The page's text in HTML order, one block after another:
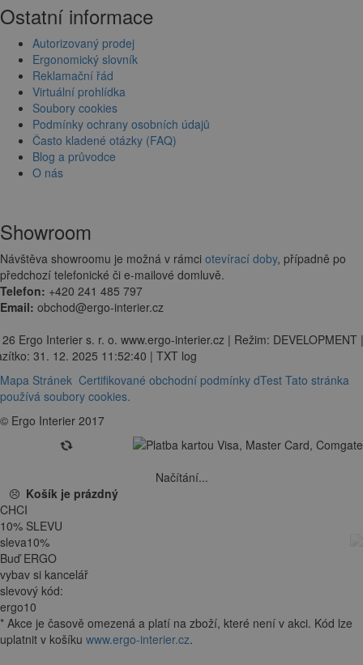
Ostatní informace
Autorizovaný prodej
Ergonomický slovník
Reklamační řád
Virtuální prohlídka
Soubory cookies
Podmínky ochrany osobních údajů
Často kladené otázky (FAQ)
Blog a průvodce
O nás
Showroom
Návštěva showroomu je možná v rámci otevírací doby, případně po
předchozí telefonické či e-mailové domluvě.
Telefon: +420 241 485 797
Email: obchod@ergo-interier.cz
Ergo Interier s. r. o. www.ergo-interier.cz | Režim: DEVELOPMENT |
31. 12. 2025 11:52:40 | TXT log
Mapa Stránek Certifikované obchodní podmínky dTest Tato stránka
používá soubory cookies.
© Ergo Interier 2017
Načítání...
Košík je prázdný
CHCI
10% SLEVU
sleva10%
Buď ERGO
vybav si kancelář
slevový kód:
ergo10
* Akce je časově omezená a platí na zboží, které není v akci. Kód lze
uplatnit v košíku www.ergo-interier.cz.